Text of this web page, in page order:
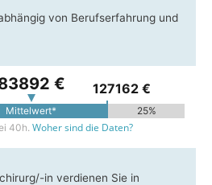
von Berufserfahrung und
€ 127162 €
Mittelwert*
25%
40h. Woher sind die Daten?
in verdienen Sie in